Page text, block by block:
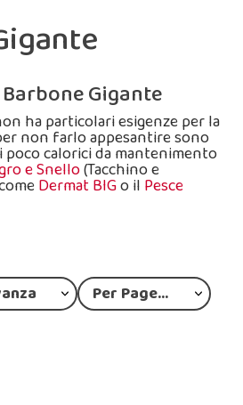
Gigante
ha particolari esigenze per la
non farlo appesantire sono
calorici da mantenimento
e Snello(Tacchino e
Dermat BIGo il Pesce
Per Page: 12